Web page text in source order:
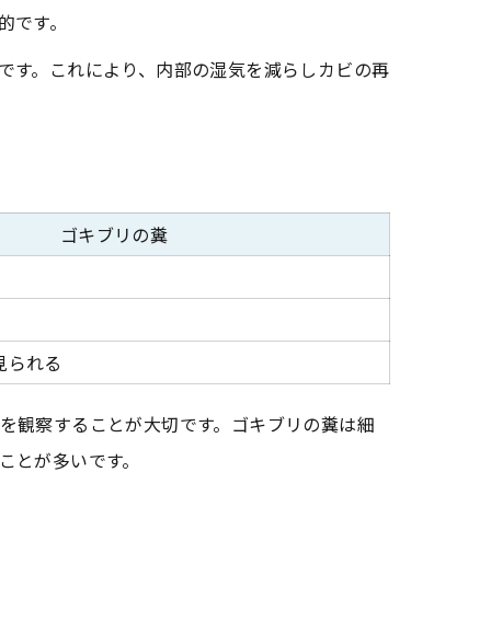
す。
。これにより、内部の湿気を減らしカビの再
ゴキブリの糞
られる
観察することが大切です。ゴキブリの糞は細
が多いです。